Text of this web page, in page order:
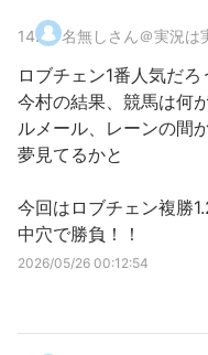
14. 名無しさん＠実況は
ロブチェン1番人気だろ
今村の結果、競馬は何
ルメール、レーンの間
夢見てるかと
今回はロブチェン複勝
中穴で勝負！！
2026/05/26 00:12:54